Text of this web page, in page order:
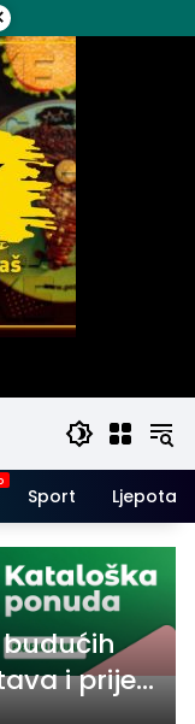
Sport Ljepota i
i prije